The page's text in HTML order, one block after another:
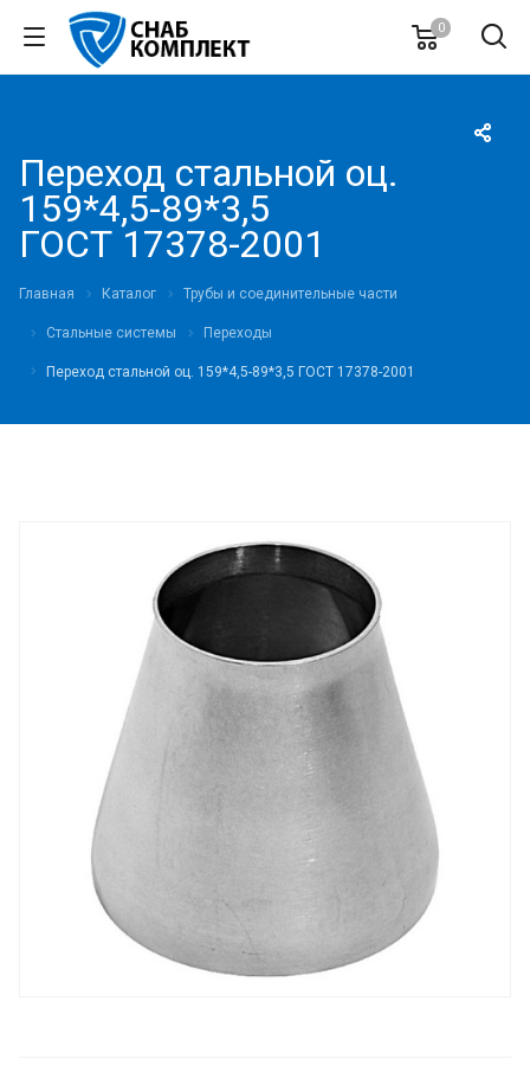
0
Переход стальной оц.
159*4,5-89*3,5
ГОСТ 17378-2001
Главная Каталог Трубы и соединительные части
Стальные системы Переходы
Переход стальной оц. 159*4,5-89*3,5 ГОСТ 17378-2001